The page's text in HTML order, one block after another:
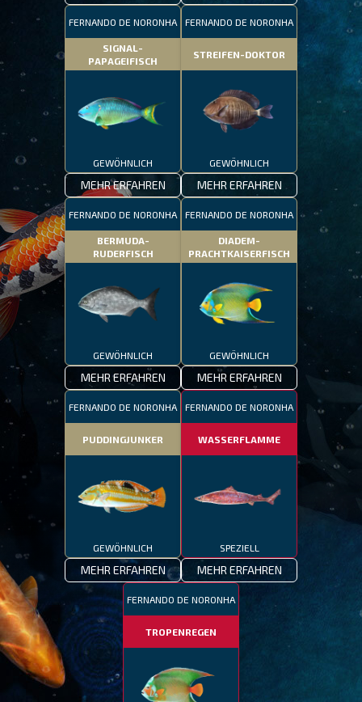
FERNANDO DE NORONHA
SIGNAL-
PAPAGEIFISCH
GEWÖHNLICH
MEHR ERFAHREN
FERNANDO DE NORONHA
STREIFEN-DOKTOR
GEWÖHNLICH
MEHR ERFAHREN
FERNANDO DE NORONHA
BERMUDA-
RUDERFISCH
GEWÖHNLICH
MEHR ERFAHREN
FERNANDO DE NORONHA
DIADEM-
PRACHTKAISERFISCH
GEWÖHNLICH
MEHR ERFAHREN
FERNANDO DE NORONHA
PUDDINGJUNKER
GEWÖHNLICH
MEHR ERFAHREN
FERNANDO DE NORONHA
WASSERFLAMME
SPEZIELL
MEHR ERFAHREN
FERNANDO DE NORONHA
TROPENREGEN